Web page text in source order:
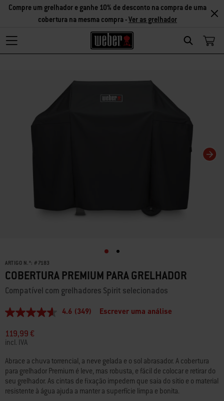
Search
Compre um grelhador e ganhe 10% de desconto na compra de uma
cobertura na mesma compra -Ver as grelhador
ARTIGO N.º: # 7183
COBERTURA PREMIUM PARA GRELHADOR
Compatível com grelhadores Spirit selecionados
4.6
5
estrelas,
valor
médio
de
classificação.
Read
349
Reviews.
4.6 (349) Escrever uma análise
119,99 €
incl. IVA
Abrace a chuva torrencial, a neve gelada e o sol abrasador. A cobertura
para grelhador Premium é leve, mas robusta, e fácil de colocar e retirar do
seu grelhador. As cintas de fixação impedem que saia do sitio e o material
resistente à água ajuda a manter a superfície limpa e bonita.